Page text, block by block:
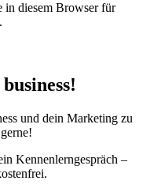
in diesem Browser für
und dein Marketing zu
Kennenlerngespräch –